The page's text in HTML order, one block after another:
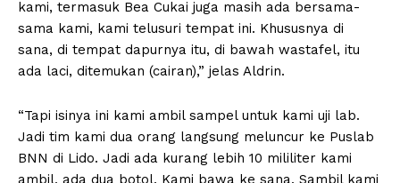
kami, termasuk Bea Cukai juga masih ada bersama-
sama kami, kami telusuri tempat ini. Khususnya di
sana, di tempat dapurnya itu, di bawah wastafel, itu
ada laci, ditemukan (cairan),” jelas Aldrin.
“Tapi isinya ini kami ambil sampel untuk kami uji lab.
Jadi tim kami dua orang langsung meluncur ke Puslab
BNN di Lido. Jadi ada kurang lebih 10 mililiter kami
ambil, ada dua botol. Kami bawa ke sana. Sambil kami